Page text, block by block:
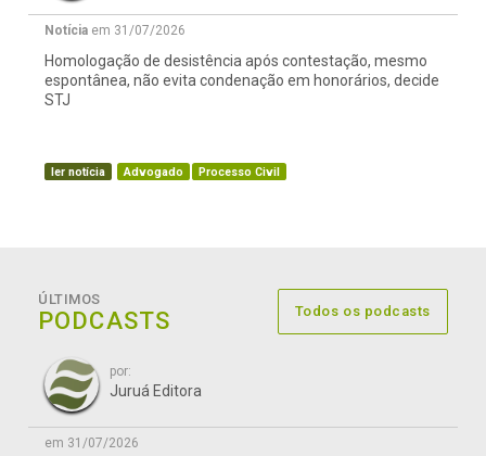
Notícia em 31/07/2026
Homologação de desistência após contestação, mesmo
espontânea, não evita condenação em honorários, decide
STJ
ler notícia Advogado Processo Civil
ÚLTIMOS
PODCASTS Todos os podcasts
por:
Juruá Editora
em 31/07/2026